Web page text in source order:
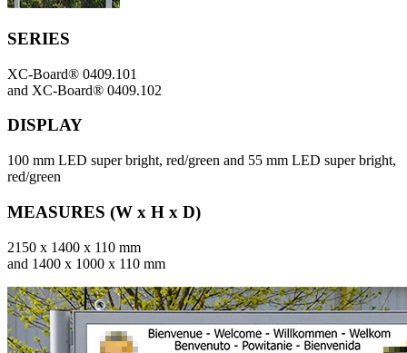
SERIES
XC-Board® 0409.101
and XC-Board® 0409.102
DISPLAY
100 mm LED super bright, red/green and 55 mm LED super bright,
red/green
MEASURES (W x H x D)
2150 x 1400 x 110 mm
and 1400 x 1000 x 110 mm